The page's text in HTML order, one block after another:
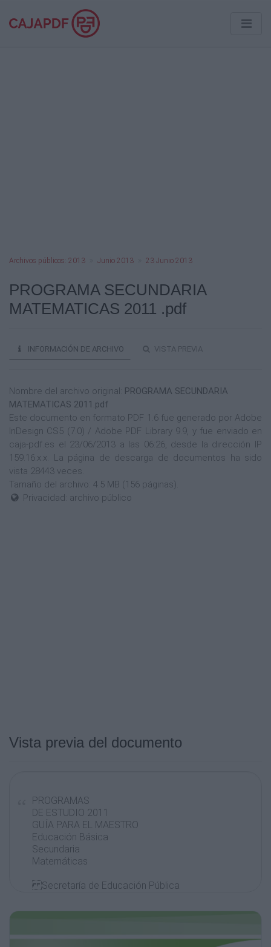
Archivos públicos: 2013 Junio 2013 23 Junio 2013
PROGRAMA SECUNDARIA
MATEMATICAS 2011 .pdf
INFORMACIÓN DE ARCHIVO VISTA PREVIA
Nombre del archivo original: PROGRAMA SECUNDARIA
MATEMATICAS 2011.pdf
Este documento en formato PDF 1.6 fue generado por Adobe
InDesign CS5 (7.0) / Adobe PDF Library 9.9, y fue enviado en
caja-pdf.es el 23/06/2013 a las 06:26, desde la dirección IP
159.16.x.x. La página de descarga de documentos ha sido
vista 28443 veces.
Tamaño del archivo: 4.5 MB (156 páginas).
Privacidad: archivo público
Vista previa del documento
PROGRAMAS
DE ESTUDIO 2011
GUÍA PARA EL MAESTRO
Educación Básica
Secundaria
Matemáticas
Secretaría de Educación Pública
Alonso Lujambio Irazábal